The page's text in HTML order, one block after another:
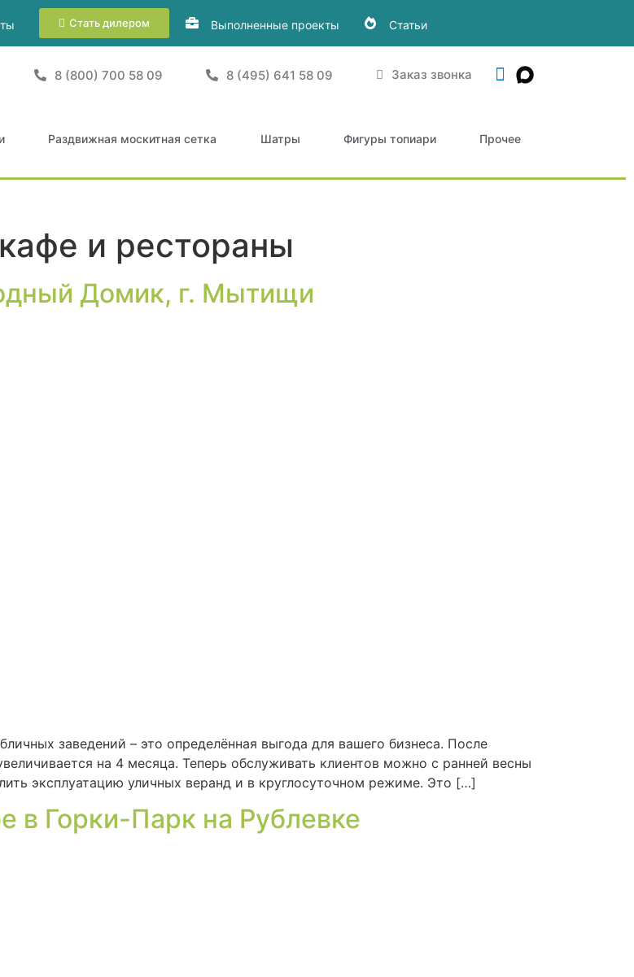
Стать дилером Выполненные проекты Статьи
8 (800) 700 58 09 8 (495) 641 58 09 Заказ звонка
Раздвижная москитная сетка Шатры Фигуры топиари Прочее
и рестораны
Домик, г. Мытищи
заведений – это определённая выгода для вашего бизнеса. После
на 4 месяца. Теперь обслуживать клиентов можно с ранней весны
эксплуатацию уличных веранд и в круглосуточном режиме. Это […]
в Горки-Парк на Рублевке